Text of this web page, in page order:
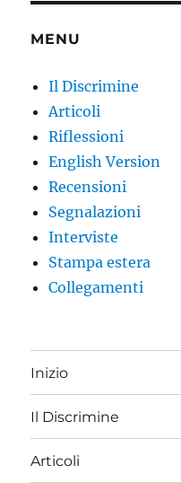
MENU
Il Discrimine
Articoli
Riflessioni
English Version
Recensioni
Segnalazioni
Interviste
Stampa estera
Collegamenti
Inizio
Il Discrimine
Articoli